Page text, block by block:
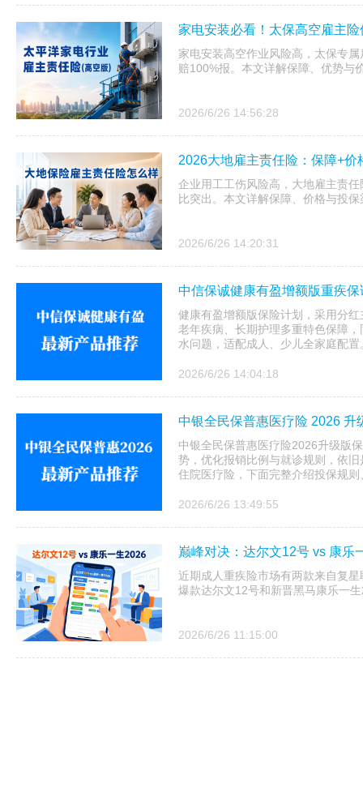
家电安装必看！太保高空雇主
家电安装高空作业风险高，太保专
赔100%报。本文详解保障、优势与
2026/6/26 14:56:28
2026大地雇主责任险：保障+价
企业用工工伤风险高，大地雇主责
比突出。本文详解保障、价格与投
2026/6/26 14:20:31
中信保诚健康有盈增额版重疾
健康有盈增额版保险计划，采用分
老年疾病、长期护理多重特色保障
水问题，适配成人、少儿全家庭配置
2026/6/26 14:04:18
中银全民保普惠医疗险 2026 升
中银全民保普惠医疗险2026升级版
势，优化报销比例与就诊规则，依
住院医疗险，下面完整介绍投保规
2026/6/26 13:49:55
巅峰对决：达尔文12号 vs 康乐
近期成人重疾险市场有两款来自复
爆款达尔文12号和新晋黑马康乐一
2026/6/26 11:15:00